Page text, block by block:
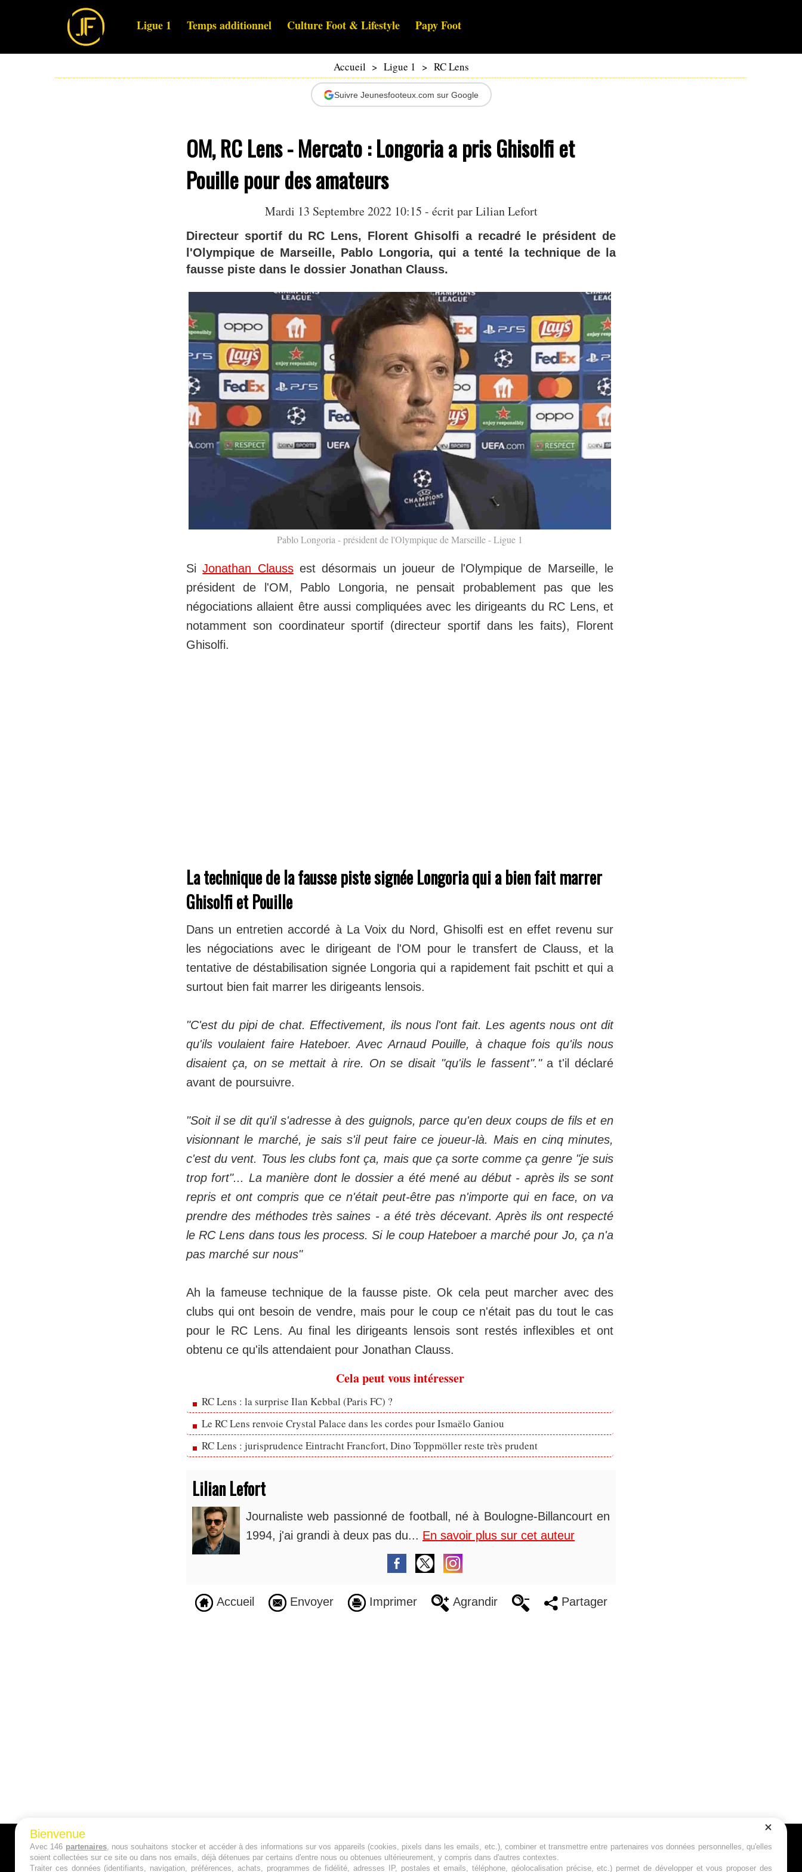
Ligue 1 Temps additionnel Culture Foot & Lifestyle Papy Foot
Accueil > Ligue 1 > RC Lens
Suivre Jeunesfooteux.com sur Google
OM, RC Lens - Mercato : Longoria a pris Ghisolfi et
Pouille pour des amateurs
Mardi 13 Septembre 2022 10:15 - écrit parLilian Lefort
Directeur sportif du RC Lens, Florent Ghisolfi a recadré le président de
l'Olympique de Marseille, Pablo Longoria, qui a tenté la technique de la
fausse piste dans le dossier Jonathan Clauss.
Pablo Longoria - président de l'Olympique de Marseille - Ligue 1
SiJonathan Claussest désormais un joueur de l'Olympique de Marseille, le
président de l'OM, Pablo Longoria, ne pensait probablement pas que les
négociations allaient être aussi compliquées avec les dirigeants du RC Lens, et
notamment son coordinateur sportif (directeur sportif dans les faits), Florent
Ghisolfi.
La technique de la fausse piste signée Longoria qui a bien fait marrer
Ghisolfi et Pouille
Dans un entretien accordé à La Voix du Nord, Ghisolfi est en effet revenu sur
les négociations avec le dirigeant de l'OM pour le transfert de Clauss, et la
tentative de déstabilisation signée Longoria qui a rapidement fait pschitt et qui a
surtout bien fait marrer les dirigeants lensois.
"C'est du pipi de chat. Effectivement, ils nous l'ont fait. Les agents nous ont dit
qu'ils voulaient faire Hateboer. Avec Arnaud Pouille, à chaque fois qu'ils nous
disaient ça, on se mettait à rire. On se disait "qu'ils le fassent"."a t'il déclaré
avant de poursuivre.
"Soit il se dit qu'il s'adresse à des guignols, parce qu'en deux coups de fils et en
visionnant le marché, je sais s'il peut faire ce joueur-là. Mais en cinq minutes,
c'est du vent. Tous les clubs font ça, mais que ça sorte comme ça genre "je suis
trop fort"... La manière dont le dossier a été mené au début - après ils se sont
repris et ont compris que ce n'était peut-être pas n'importe qui en face, on va
prendre des méthodes très saines - a été très décevant. Après ils ont respecté
le RC Lens dans tous les process. Si le coup Hateboer a marché pour Jo, ça n'a
pas marché sur nous"
Ah la fameuse technique de la fausse piste. Ok cela peut marcher avec des
clubs qui ont besoin de vendre, mais pour le coup ce n'était pas du tout le cas
pour le RC Lens. Au final les dirigeants lensois sont restés inflexibles et ont
obtenu ce qu'ils attendaient pour Jonathan Clauss.
Cela peut vous intéresser
RC Lens : la surprise Ilan Kebbal (Paris FC) ?
Le RC Lens renvoie Crystal Palace dans les cordes pour Ismaëlo Ganiou
RC Lens : jurisprudence Eintracht Francfort, Dino Toppmöller reste très prudent
Lilian Lefort
Journaliste web passionné de football, né à Boulogne-Billancourt en
1994, j'ai grandi à deux pas du... En savoir plus sur cet auteur
Accueil Envoyer Imprimer Agrandir Partager
A PROPOS
Jeunesfooteux est un média sportif qui traite
principalement de l'actualité de la Ligue 1 et
Suivez-nous
Bienvenue
Avec 146 partenaires, nous souhaitons stocker et accéder à des informations sur vos appareils (cookies, pixels dans les emails, etc.), combiner et transmettre entre partenaires vos données personnelles, qu'elles
soient collectées sur ce site ou dans nos emails, déjà détenues par certains d'entre nous ou obtenues ultérieurement, y compris dans d'autres contextes.
Traiter ces données (identifiants, navigation, préférences, achats, programmes de fidélité, adresses IP, postales et emails, téléphone, géolocalisation précise, etc.) permet de développer et vous proposer des